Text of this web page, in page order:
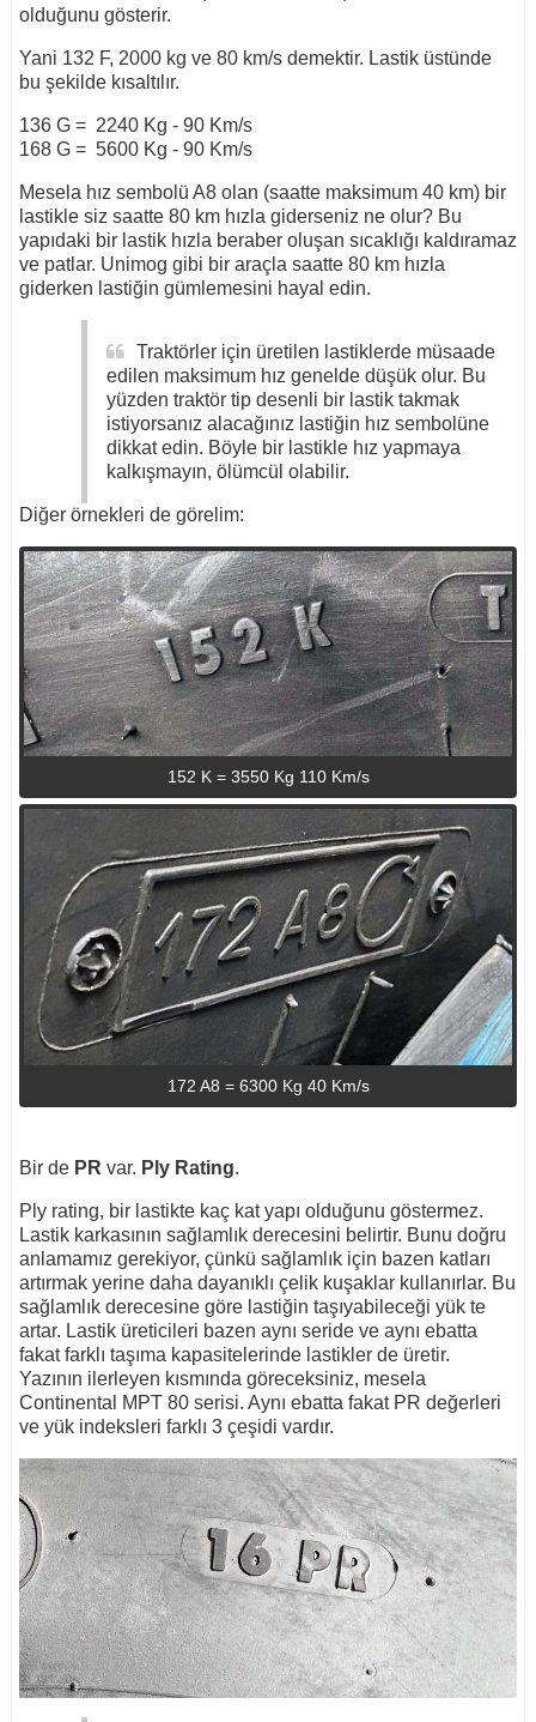
olduğunu gösterir.
Yani 132 F, 2000 kg ve 80 km/s demektir. Lastik üstünde
bu şekilde kısaltılır.
136 G = 2240 Kg - 90 Km/s
168 G = 5600 Kg - 90 Km/s
Mesela hız sembolü A8 olan (saatte maksimum 40 km) bir
lastikle siz saatte 80 km hızla giderseniz ne olur? Bu
yapıdaki bir lastik hızla beraber oluşan sıcaklığı kaldıramaz
ve patlar. Unimog gibi bir araçla saatte 80 km hızla
giderken lastiğin gümlemesini hayal edin.
Traktörler için üretilen lastiklerde müsaade
edilen maksimum hız genelde düşük olur. Bu
yüzden traktör tip desenli bir lastik takmak
istiyorsanız alacağınız lastiğin hız sembolüne
dikkat edin. Böyle bir lastikle hız yapmaya
kalkışmayın, ölümcül olabilir.
Diğer örnekleri de görelim:
152 K = 3550 Kg 110 Km/s
172 A8 = 6300 Kg 40 Km/s
Bir de PR var. Ply Rating.
Ply rating, bir lastikte kaç kat yapı olduğunu göstermez.
Lastik karkasının sağlamlık derecesini belirtir. Bunu doğru
anlamamız gerekiyor, çünkü sağlamlık için bazen katları
artırmak yerine daha dayanıklı çelik kuşaklar kullanırlar. Bu
sağlamlık derecesine göre lastiğin taşıyabileceği yük te
artar. Lastik üreticileri bazen aynı seride ve aynı ebatta
fakat farklı taşıma kapasitelerinde lastikler de üretir.
Yazının ilerleyen kısmında göreceksiniz, mesela
Continental MPT 80 serisi. Aynı ebatta fakat PR değerleri
ve yük indeksleri farklı 3 çeşidi vardır.